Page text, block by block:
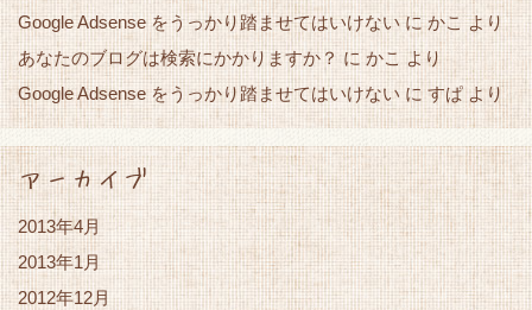
Google Adsense をうっかり踏ませてはいけないにかこより
あなたのブログは検索にかかりますか？ に かこ より
Google Adsense をうっかり踏ませてはいけない に すぱ より
アーカイブ
2013年4月
2013年1月
2012年12月